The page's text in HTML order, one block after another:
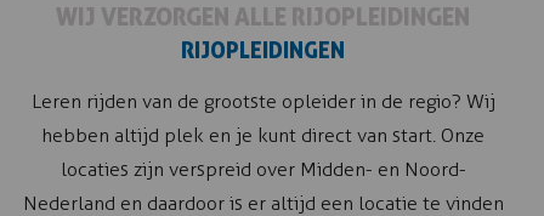
WIJ VERZORGEN ALLE RIJOPLEIDINGEN
RIJOPLEIDINGEN
Leren rijden van de grootste opleider in de regio? Wij
hebben altijd plek en je kunt direct van start. Onze
locaties zijn verspreid over Midden- en Noord-
Nederland en daardoor is er altijd een locatie te vinden